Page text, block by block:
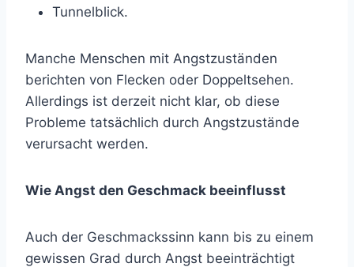
Tunnelblick.
Manche Menschen mit Angstzuständen
berichten von Flecken oder Doppeltsehen.
Allerdings ist derzeit nicht klar, ob diese
Probleme tatsächlich durch Angstzustände
verursacht werden.
Wie Angst den Geschmack beeinflusst
Auch der Geschmackssinn kann bis zu einem
gewissen Grad durch Angst beeinträchtigt